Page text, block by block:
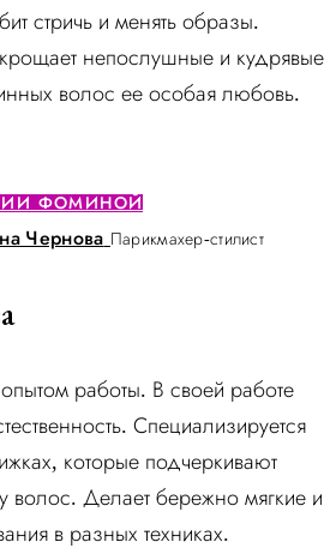
стричь и менять образы.
непослушные и кудрявые
волос ее особая любовь.
ФОМИНОЙ
Чернова Парикмахер-стилист
работы. В своей работе
Специализируется
которые подчеркивают
волос. Делает бережно мягкие и
в разных техниках.